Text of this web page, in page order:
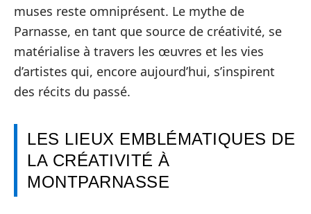
muses reste omniprésent. Le mythe de
Parnasse, en tant que source de créativité, se
matérialise à travers les œuvres et les vies
d’artistes qui, encore aujourd’hui, s’inspirent
des récits du passé.
LES LIEUX EMBLÉMATIQUES DE
LA CRÉATIVITÉ À
MONTPARNASSE